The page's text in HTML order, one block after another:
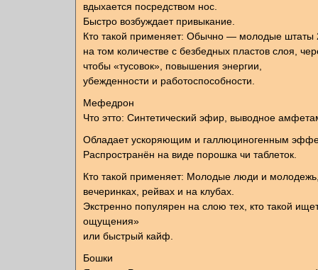
вдыхается посредством нос.
Быстро возбуждает привыкание.
Кто такой применяет: Обычно — молодые штаты
на том количестве с безбедных пластов слоя,
чтобы «тусовок», повышения энергии,
убежденности и работоспособности.
Мефедрон
Что этто: Синтетический эфир, выводное
Обладает ускоряющим и галлюциногенным
Распространён на виде порошка чи таблеток.
Кто такой применяет: Молодые люди и
вечеринках, рейвах и на клубах.
Экстренно популярен на слою тех, кто такой
ощущения»
или быстрый кайф.
Бошки